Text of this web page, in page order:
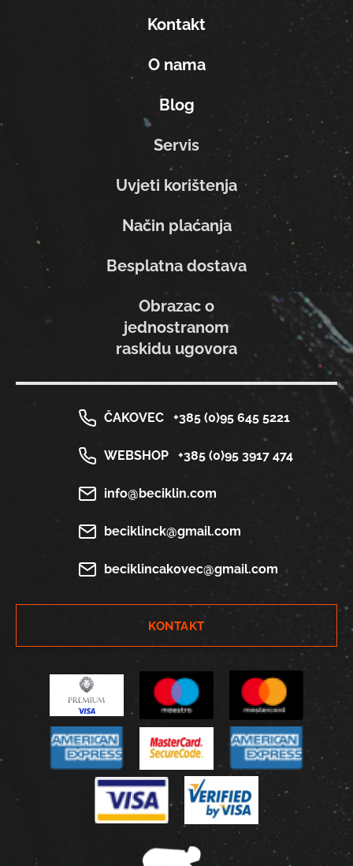
Kontakt
O nama
Blog
Servis
Uvjeti korištenja
Način plaćanja
Besplatna dostava
Obrazac o
jednostranom
raskidu ugovora
ČAKOVEC +385 (0)95 645 5221
WEBSHOP +385 (0)95 3917 474
info@beciklin.com
beciklinck@gmail.com
beciklincakovec@gmail.com
KONTAKT